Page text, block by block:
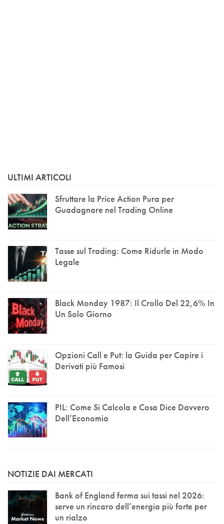
ULTIMI ARTICOLI
Sfruttare la Price Action Pura per
Guadagnare nel Trading Online
Tasse sul Trading: Come Ridurle in Modo
Legale
Black Monday 1987: Il Crollo Del 22,6% In
Un Solo Giorno
Opzioni Call e Put: la Guida per Capire i
Derivati più Famosi
PIL: Come Si Calcola e Cosa Dice Davvero
Dell’Economia
NOTIZIE DAI MERCATI
Bank of England ferma sui tassi nel 2026:
serve un rincaro dell’energia più forte per
un rialzo